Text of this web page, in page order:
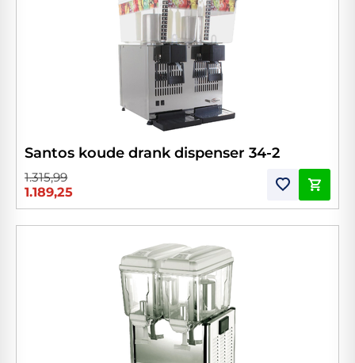
Santos koude drank dispenser 34-2
1.315,99
1.189,25